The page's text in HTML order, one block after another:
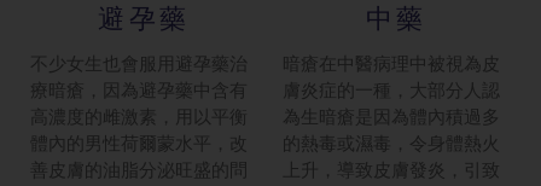
避孕藥
不少女生也會服用避孕藥治
療暗瘡，因為避孕藥中含有
高濃度的雌激素，用以平衡
體內的男性荷爾蒙水平，改
善皮膚的油脂分泌旺盛的問
中藥
暗瘡在中醫病理中被視為皮
膚炎症的一種，大部分人認
為生暗瘡是因為體內積過多
的熱毒或濕毒，令身體熱火
上升，導致皮膚發炎，引致